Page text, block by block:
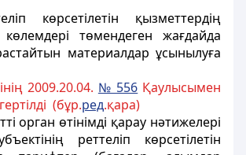
көрсетілетін қызметтердің
төмендеген жағдайда
материалдар ұсынылуға
2009.20.04. № 556 Қаулысымен
(бұр.ред.қара)
орган өтінімді қарау нәтижелері
реттеліп көрсетілетін